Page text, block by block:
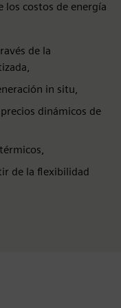
costos de energía
de la
in situ,
dinámicos de
de la flexibilidad